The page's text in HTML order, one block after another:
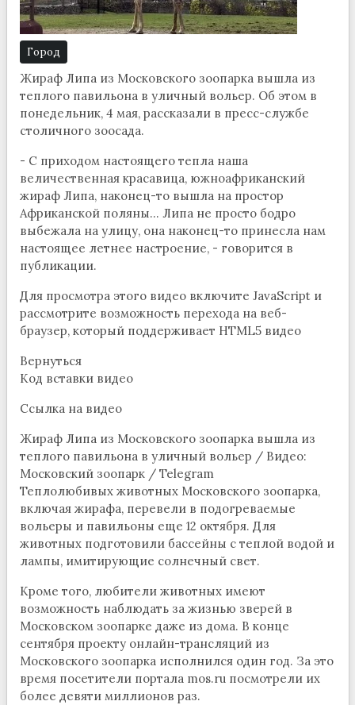
Город
Жираф Липа из Московского зоопарка вышла из
теплого павильона в уличный вольер. Об этом в
понедельник, 4 мая, рассказали в пресс-службе
столичного зоосада.
- С приходом настоящего тепла наша
величественная красавица, южноафриканский
жираф Липа, наконец-то вышла на простор
Африканской поляны... Липа не просто бодро
выбежала на улицу, она наконец-то принесла нам
настоящее летнее настроение, - говорится в
публикации.
Для просмотра этого видео включите JavaScript и
рассмотрите возможность перехода на веб-
браузер, который поддерживает HTML5 видео
Вернуться
Код вставки видео
Ссылка на видео
Жираф Липа из Московского зоопарка вышла из
теплого павильона в уличный вольер / Видео:
Московский зоопарк / Telegram
Теплолюбивых животных Московского зоопарка,
включая жирафа, перевели в подогреваемые
вольеры и павильоны еще 12 октября. Для
животных подготовили бассейны с теплой водой и
лампы, имитирующие солнечный свет.
Кроме того, любители животных имеют
возможность наблюдать за жизнью зверей в
Московском зоопарке даже из дома. В конце
сентября проекту онлайн-трансляций из
Московского зоопарка исполнился один год. За это
время посетители портала mos.ru посмотрели их
более девяти миллионов раз.